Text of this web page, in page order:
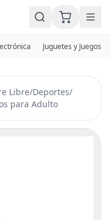
Juguetes y Juegos
Libre/Deportes/
para Adulto